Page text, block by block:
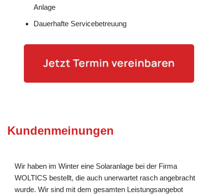
Anlage
Dauerhafte Servicebetreuung
Kundenmeinungen
Wir haben im Winter eine Solaranlage bei der Firma
WOLTICS bestellt, die auch unerwartet rasch angebracht
wurde. Wir sind mit dem gesamten Leistungsangebot